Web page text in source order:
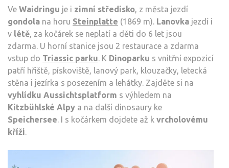
Ve Waidringu je i zimní středisko , z města jezdí
gondola na horu Steinplatte (1869 m). Lanovka jezdí i
v létě , za kočárek se neplatí a děti do 6 let jsou
zdarma. U horní stanice jsou 2 restaurace a zdarma
vstup do Triassic parku . K Dinoparku s vnitřní expozicí
patří hřiště, pískoviště, lanový park, klouzačky, letecká
stěna i jezírka s posezením a lehátky. Zajděte si na
vyhlídku Aussichtsplatform s výhledem na
Kitzbühlské Alpy a na další dinosaury ke
Speichersee . I s kočárkem dojdete až k vrcholovému
kříži